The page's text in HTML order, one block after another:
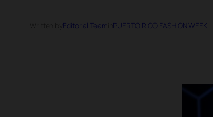
Editorial Team PUERTO RICO FASHION WEEK